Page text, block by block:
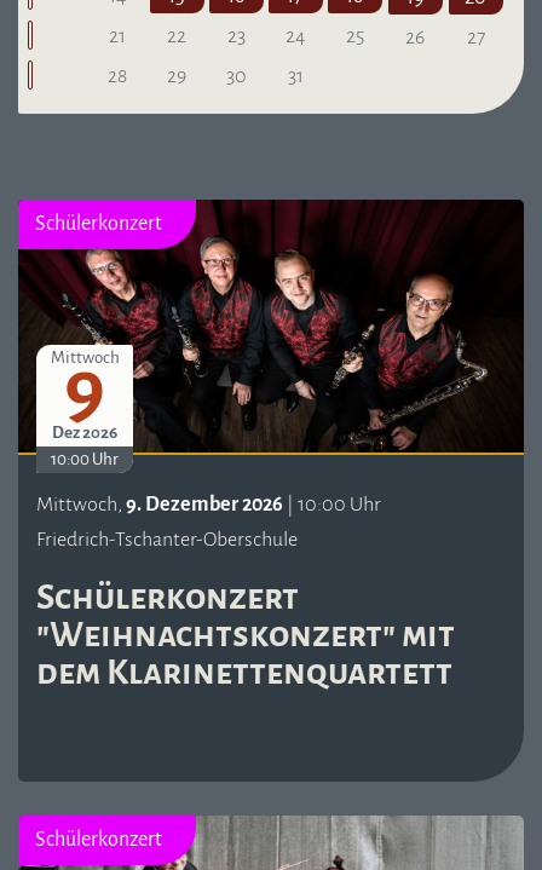
21
22 23 24 25 26
27
28
29 30 31
Schülerkonzert
Mittwoch
9
Dez 2026
10:00 Uhr
Mittwoch, 9. Dezember 2026 | 10:00 Uhr
Friedrich-Tschanter-Oberschule
Schülerkonzert
"Weihnachtskonzert" mit
dem Klarinettenquartett
Schülerkonzert